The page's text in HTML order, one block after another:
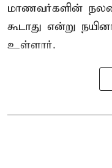
மாணவர்களின்
கூடாது என்று
உள்ளார்.